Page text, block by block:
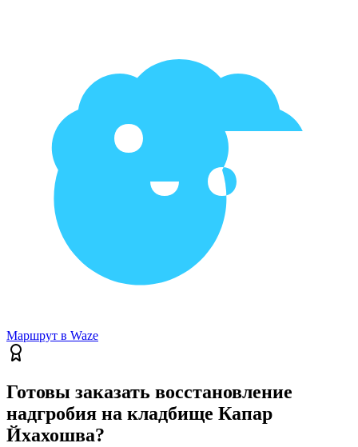
Маршрут в Waze
Готовы заказать восстановление
надгробия на кладбище Капар
Йхахошва?